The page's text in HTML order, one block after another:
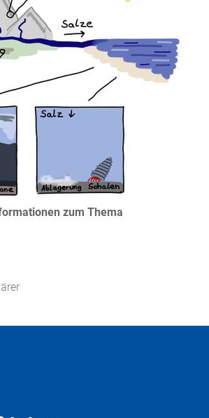
zum Thema